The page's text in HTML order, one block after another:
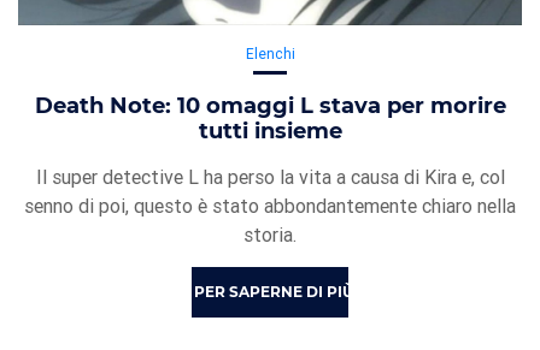
Elenchi
Death Note: 10 omaggi L stava per morire
tutti insieme
Il super detective L ha perso la vita a causa di Kira e, col
senno di poi, questo è stato abbondantemente chiaro nella
storia.
PER SAPERNE DI PIÙ